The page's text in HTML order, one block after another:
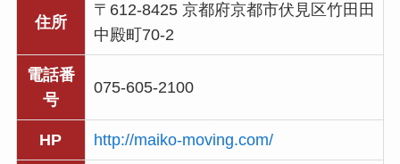
住所
〒612-8425 京都府京都市伏見区竹田田
中殿町70-2
電話番
号
075-605-2100
HP http://maiko-moving.com/